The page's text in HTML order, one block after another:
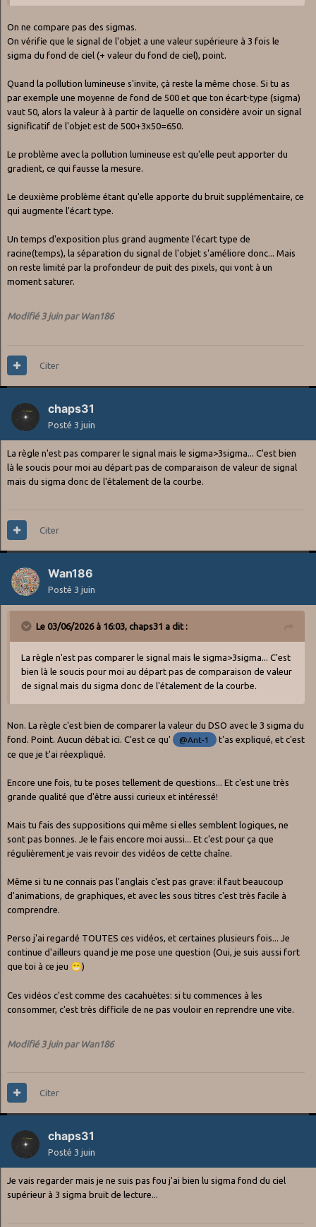
regarder le mini du fond du ciel dans les stats. Je vais y réfléchir un
comparer 2 sigma a un sens sans comparaison des moyennes. Et
pour en rajouter sur une 533MC la moyenne du bruit est toujours
On ne compare pas des sigmas.
On vérifie que le signal de l'objet a une valeur supérieure à 3 fois le
sigma du fond de ciel (+ valeur du fond de ciel), point.
Quand la pollution lumineuse s'invite, çà reste la même chose. Si tu as
par exemple une moyenne de fond de 500 et que ton écart-type (sigma)
vaut 50, alors la valeur à à partir de laquelle on considère avoir un signal
significatif de l'objet est de 500+3x50=650.
Le problème avec la pollution lumineuse est qu'elle peut apporter du
gradient, ce qui fausse la mesure.
Le deuxième problème étant qu'elle apporte du bruit supplémentaire, ce
qui augmente l'écart type.
Un temps d'exposition plus grand augmente l'écart type de
racine(temps), la séparation du signal de l'objet s'améliore donc... Mais
on reste limité par la profondeur de puit des pixels, qui vont à un
moment saturer.
Modifié 3 juinpar Wan186
Citer
chaps31
Posté 3 juin
La règle n'est pas comparer le signal mais le sigma>3sigma... C'est bien
là le soucis pour moi au départ pas de comparaison de valeur de signal
mais du sigma donc de l'étalement de la courbe.
Citer
Wan186
Posté 3 juin
Le 03/06/2026 à 16:03, chaps31 a dit :
La règle n'est pas comparer le signal mais le sigma>3sigma... C'est
bien là le soucis pour moi au départ pas de comparaison de valeur
de signal mais du sigma donc de l'étalement de la courbe.
Non. La règle c'est bien de comparer la valeur du DSO avec le 3 sigma du
fond. Point. Aucun débat ici. C'est ce qu'
@Ant-1
t'as expliqué, et c'est
ce que je t'ai réexpliqué.
Encore une fois, tu te poses tellement de questions... Et c'est une très
grande qualité que d'être aussi curieux et intéressé!
Mais tu fais des suppositions qui même si elles semblent logiques, ne
sont pas bonnes. Je le fais encore moi aussi... Et c'est pour ça que
régulièrement je vais revoir des vidéos de cette chaîne.
Même si tu ne connais pas l'anglais c'est pas grave: il faut beaucoup
d'animations, de graphiques, et avec les sous titres c'est très facile à
comprendre.
Perso j'ai regardé TOUTES ces vidéos, et certaines plusieurs fois... Je
continue d'ailleurs quand je me pose une question (Oui, je suis aussi fort
que toi à ce jeu 😁)
Ces vidéos c'est comme des cacahuètes: si tu commences à les
consommer, c'est très difficile de ne pas vouloir en reprendre une vite.
Modifié 3 juinpar Wan186
Citer
chaps31
Posté 3 juin
Je vais regarder mais je ne suis pas fou j'ai bien lu sigma fond du ciel
supérieur à 3 sigma bruit de lecture...